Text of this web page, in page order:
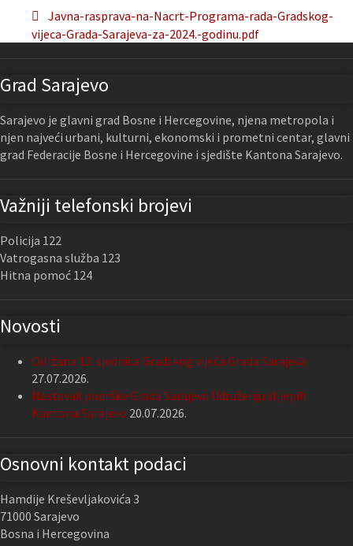
Javna-rasprava-na-Nacrt-Programa-rada-Gradskog-
vijeca-Grada-Sarajeva-za-2024.-godinu.pdf
Grad Sarajevo
Sarajevo je glavni grad Bosne i Hercegovine, njena metropola i
njen najveći urbani, kulturni, ekonomski i prometni centar, glavni
grad Federacije Bosne i Hercegovine i sjedište Kantona Sarajevo.
Važniji telefonski brojevi
Policija 122
Vatrogasna služba 123
Hitna pomoć 124
Novosti
Održana 13. sjednica Gradskog vijeća Grada Sarajeva
27.07.2026.
Nastavak podrške Grada Sarajeva Udruženju slijepih
Kantona Sarajevo 20.07.2026.
Osnovni kontakt podaci
Hamdije Kreševljakovića 3
71000 Sarajevo
Bosna i Hercegovina